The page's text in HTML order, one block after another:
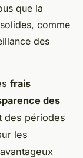
que la
comme
des
frais
des
des périodes
les